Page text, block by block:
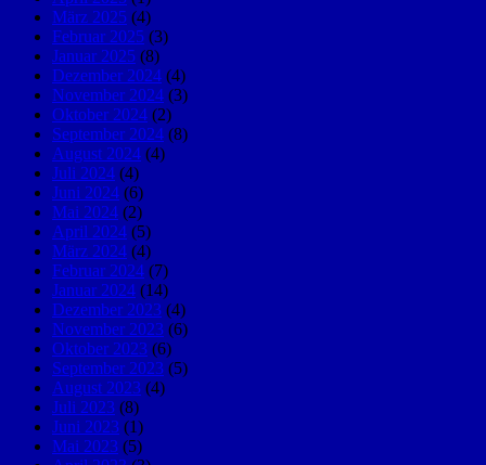
März 2025 (4)
Februar 2025 (3)
Januar 2025 (8)
Dezember 2024 (4)
November 2024 (3)
Oktober 2024 (2)
September 2024 (8)
August 2024 (4)
Juli 2024 (4)
Juni 2024 (6)
Mai 2024 (2)
April 2024 (5)
März 2024 (4)
Februar 2024 (7)
Januar 2024 (14)
Dezember 2023 (4)
November 2023 (6)
Oktober 2023 (6)
September 2023 (5)
August 2023 (4)
Juli 2023 (8)
Juni 2023 (1)
Mai 2023 (5)